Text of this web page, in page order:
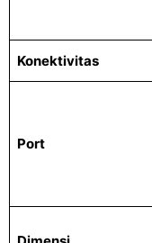
Konektivitas
Port